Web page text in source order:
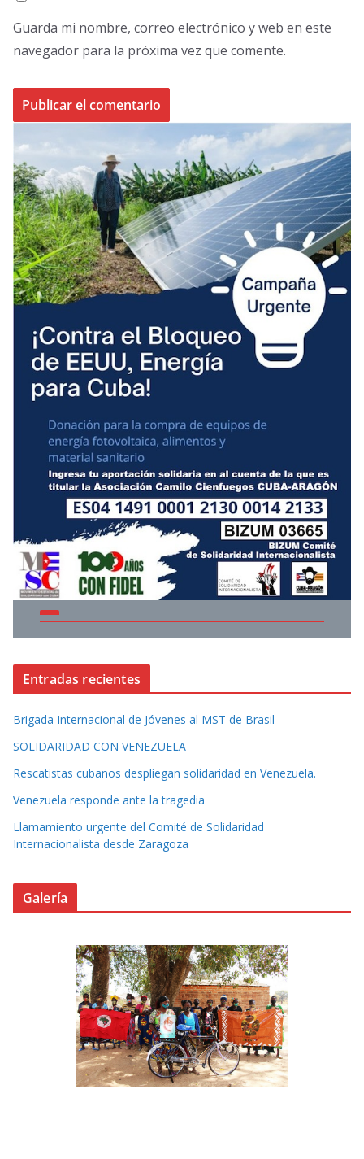
Guarda mi nombre, correo electrónico y web en este
navegador para la próxima vez que comente.
Entradas recientes
Brigada Internacional de Jóvenes al MST de Brasil
SOLIDARIDAD CON VENEZUELA
Rescatistas cubanos despliegan solidaridad en Venezuela.
Venezuela responde ante la tragedia
Llamamiento urgente del Comité de Solidaridad
Internacionalista desde Zaragoza
Galería